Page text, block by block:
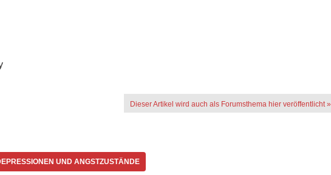
Dieser Artikel wird auch als Forumsthema hier veröffentlicht »
UND ANGSTZUSTÄNDE